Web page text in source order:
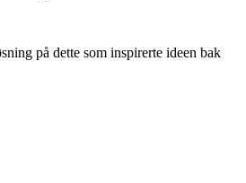
på dette som inspirerte ideen bak